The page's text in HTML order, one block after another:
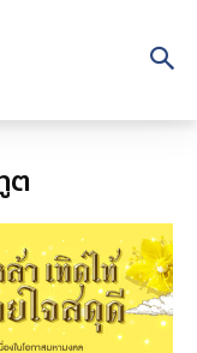
ต